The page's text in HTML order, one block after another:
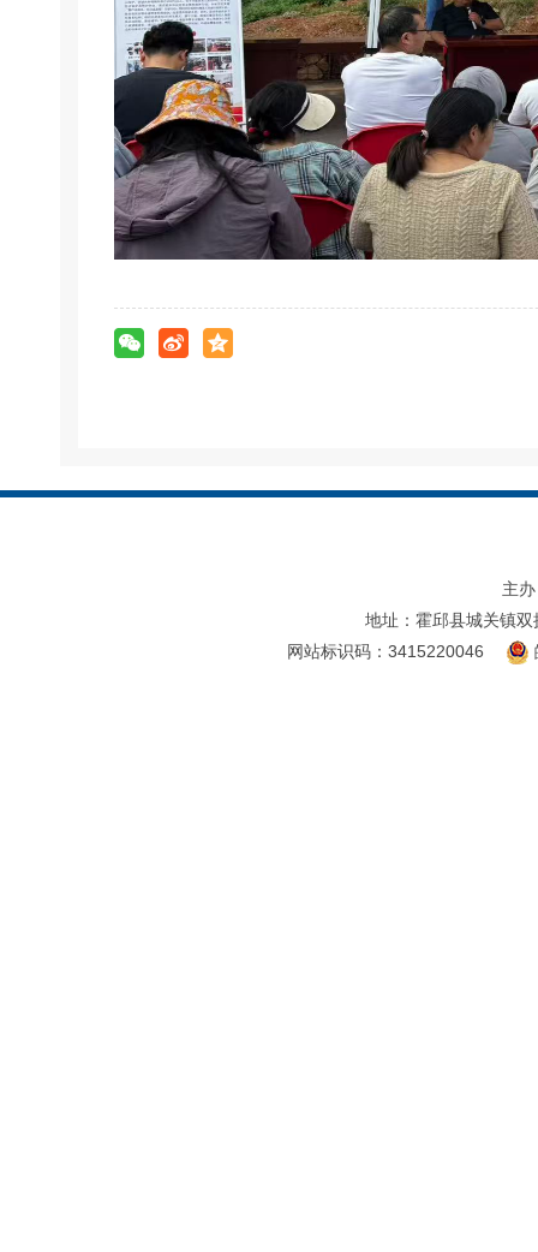
主
地址：霍邱县城关镇双
网站标识码：3415220046